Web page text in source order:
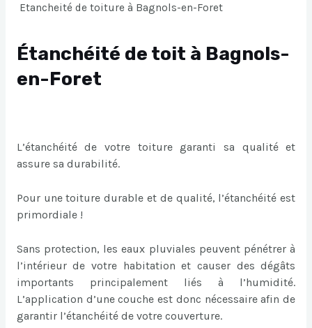
Etancheité de toiture à Bagnols-en-Foret
Étanchéité de toit à Bagnols-
en-Foret
L’étanchéité de votre toiture garanti sa qualité et
assure sa durabilité.
Pour une toiture durable et de qualité, l’étanchéité est
primordiale !
Sans protection, les eaux pluviales peuvent pénétrer à
l’intérieur de votre habitation et causer des dégâts
importants principalement liés à l’humidité.
L’application d’une couche est donc nécessaire afin de
garantir l’étanchéité de votre couverture.